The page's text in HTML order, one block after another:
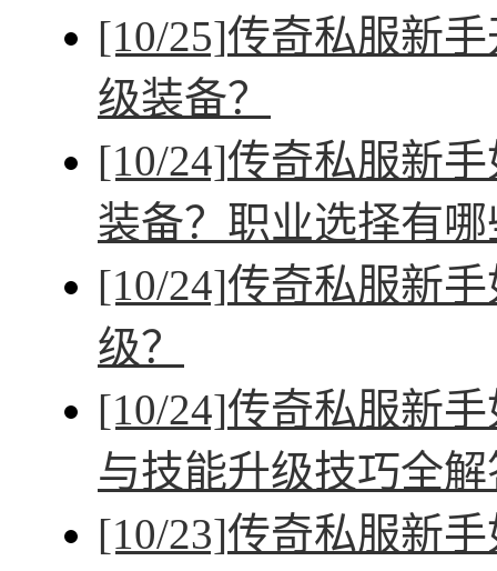
[10/25]传奇私服新
级装备？
[10/24]传奇私服新
装备？职业选择有
[10/24]传奇私服新
级？
[10/24]传奇私服新
与技能升级技巧全解
[10/23]传奇私服新